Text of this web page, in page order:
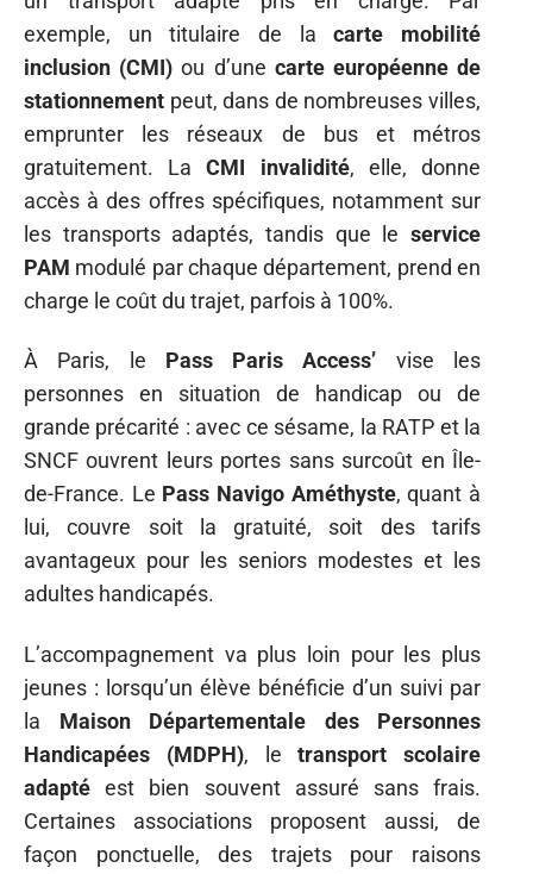
exemple, un titulaire de lacarte mobilité
inclusion (CMI) ou d’une carte européenne de
stationnement peut, dans de nombreuses villes,
emprunter les réseaux de bus et métros
gratuitement. LaCMI invalidité, elle, donne
accès à des offres spécifiques, notamment sur
les transports adaptés, tandis que le service
PAM modulé par chaque département, prend en
charge le coût du trajet, parfois à 100%.
À Paris, le Pass Paris Access’ vise les
personnes en situation de handicap ou de
grande précarité : avec ce sésame, la RATP et la
SNCF ouvrent leurs portes sans surcoût en Île-
de-France. Le Pass Navigo Améthyste, quant à
lui, couvre soit la gratuité, soit des tarifs
avantageux pour les seniors modestes et les
adultes handicapés.
L’accompagnement va plus loin pour les plus
jeunes : lorsqu’un élève bénéficie d’un suivi par
la Maison Départementale des Personnes
Handicapées (MDPH), letransport scolaire
adapté est bien souvent assuré sans frais.
Certaines associations proposent aussi, de
façon ponctuelle, des trajets pour raisons